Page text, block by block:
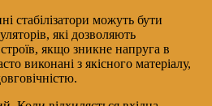
стабілізатори можуть бути
які дозволяють
якщо зникне напруга в
виконані з якісного матеріалу,